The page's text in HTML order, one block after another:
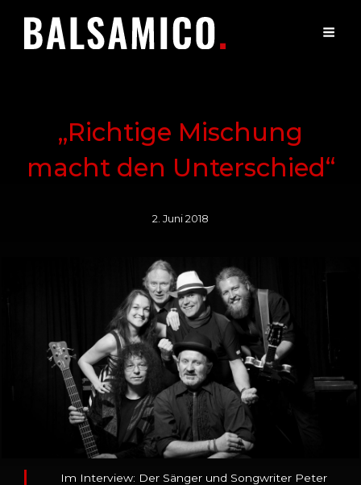
„Richtige Mischung
macht den Unterschied“
2. Juni 2018
Im Interview: Der Sänger und Songwriter Peter